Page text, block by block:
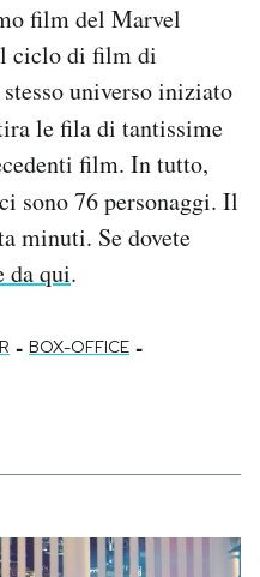
film del Marvel
ciclo di film di
universo iniziato
le fila di tantissime
film. In tutto,
sono 76 personaggi. Il
minuti. Se dovete
da qui.
- BOX-OFFICE -